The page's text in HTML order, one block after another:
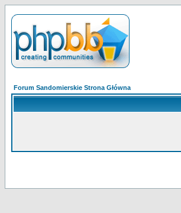
Forum Sandomierskie Strona Główna